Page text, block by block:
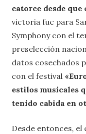
catorce desde que
victoria fue para
Symphony con el
preselección
datos cosechados
con el festival
estilos musicales
tenido cabida en
Desde entonces,